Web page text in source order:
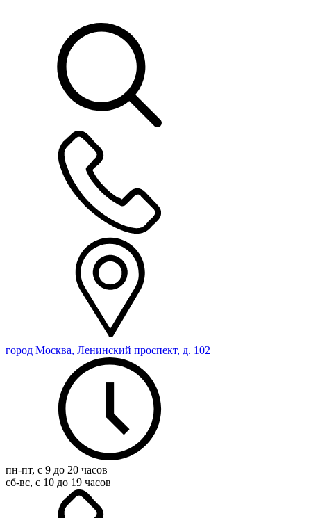
город Москва, Ленинский проспект, д. 102
пн-пт, с 9 до 20 часов
сб-вс, с 10 до 19 часов